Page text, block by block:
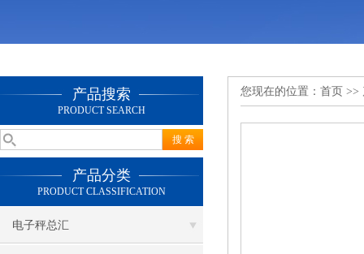
产品搜索
PRODUCT SEARCH
产品分类
PRODUCT CLASSIFICATION
电子秤总汇
您现在的位置： 首页 >>